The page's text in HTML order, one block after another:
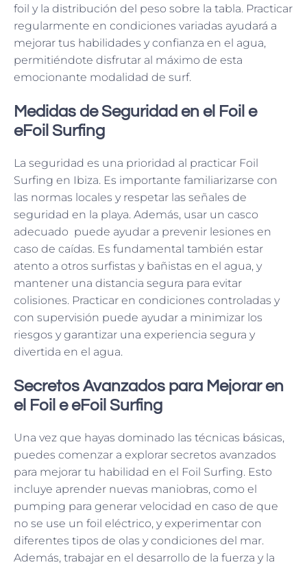
foil y la distribución del peso sobre la tabla. Practicar
regularmente en condiciones variadas ayudará a
mejorar tus habilidades y confianza en el agua,
permitiéndote disfrutar al máximo de esta
emocionante modalidad de surf.
Medidas de Seguridad en el Foil e
eFoil Surfing
La seguridad es una prioridad al practicar Foil
Surfing en Ibiza. Es importante familiarizarse con
las normas locales y respetar las señales de
seguridad en la playa. Además, usar un casco
adecuado puede ayudar a prevenir lesiones en
caso de caídas. Es fundamental también estar
atento a otros surfistas y bañistas en el agua, y
mantener una distancia segura para evitar
colisiones. Practicar en condiciones controladas y
con supervisión puede ayudar a minimizar los
riesgos y garantizar una experiencia segura y
divertida en el agua.
Secretos Avanzados para Mejorar en
el Foil e eFoil Surfing
Una vez que hayas dominado las técnicas básicas,
puedes comenzar a explorar secretos avanzados
para mejorar tu habilidad en el Foil Surfing. Esto
incluye aprender nuevas maniobras, como el
pumping para generar velocidad en caso de que
no se use un foil eléctrico, y experimentar con
diferentes tipos de olas y condiciones del mar.
Además, trabajar en el desarrollo de la fuerza y ​​la